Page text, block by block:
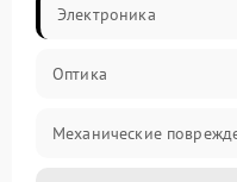
Электроника
Оптика
Механические